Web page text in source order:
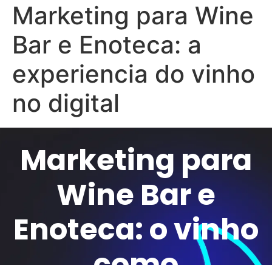
Marketing para Wine
Bar e Enoteca: a
experiencia do vinho
no digital
Marketing para
Wine Bar e
Enoteca: o vinho